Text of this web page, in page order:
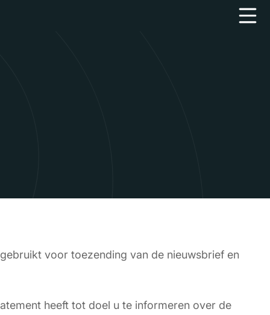
voor toezending van de nieuwsbrief en
heeft tot doel u te informeren over de